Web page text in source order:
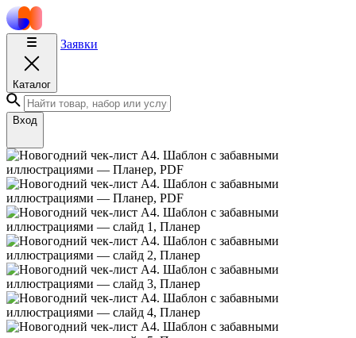
Каталог
Заявки
Вход